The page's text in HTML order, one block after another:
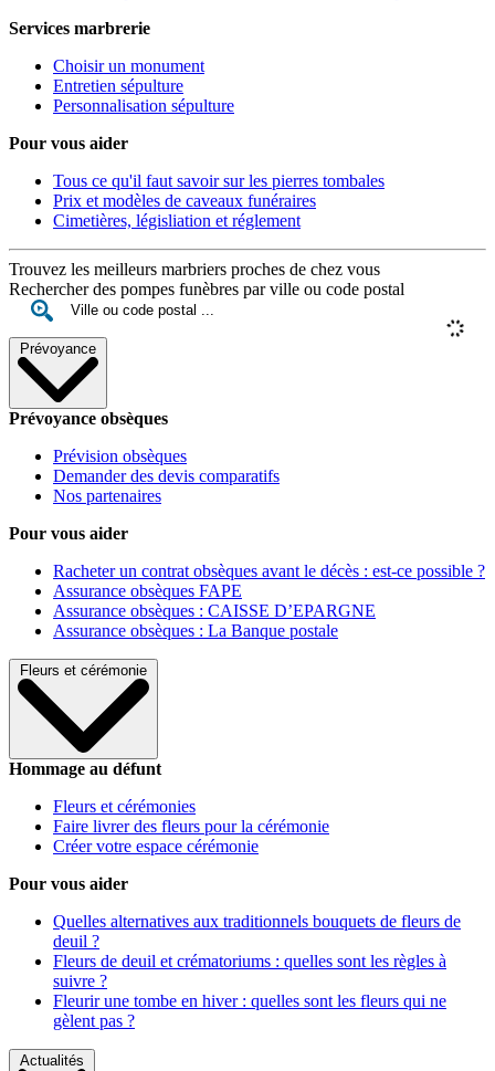
Services marbrerie
Choisir un monument
Entretien sépulture
Personnalisation sépulture
Pour vous aider
Tous ce qu'il faut savoir sur les pierres tombales
Prix et modèles de caveaux funéraires
Cimetières, législiation et réglement
Trouvez les meilleurs marbriers proches de chez vous
Rechercher des pompes funèbres par ville ou code postal
Prévoyance
Prévoyance obsèques
Prévision obsèques
Demander des devis comparatifs
Nos partenaires
Pour vous aider
Racheter un contrat obsèques avant le décès : est-ce possible ?
Assurance obsèques FAPE
Assurance obsèques : CAISSE D’EPARGNE
Assurance obsèques : La Banque postale
Fleurs et cérémonie
Hommage au défunt
Fleurs et cérémonies
Faire livrer des fleurs pour la cérémonie
Créer votre espace cérémonie
Pour vous aider
Quelles alternatives aux traditionnels bouquets de fleurs de
deuil ?
Fleurs de deuil et crématoriums : quelles sont les règles à
suivre ?
Fleurir une tombe en hiver : quelles sont les fleurs qui ne
gèlent pas ?
Actualités